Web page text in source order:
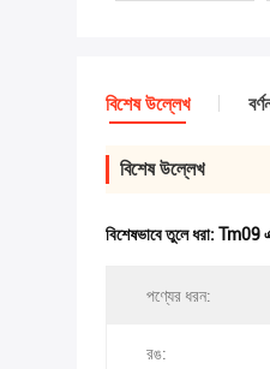
বিশেষ উল্লেখ
বিশেষ উল্লেখ
বিশেষভাবে তুলে ধরা: Tm09
পণ্যের ধরন:
রঙ: